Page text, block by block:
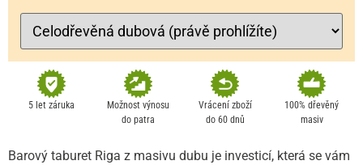
5 let záruka
Možnost výnosu
do patra
Vrácení zboží
do 60 dnů
100% dřevěný
masiv
Barový taburet Riga z masivu dubu je investicí, která se vám